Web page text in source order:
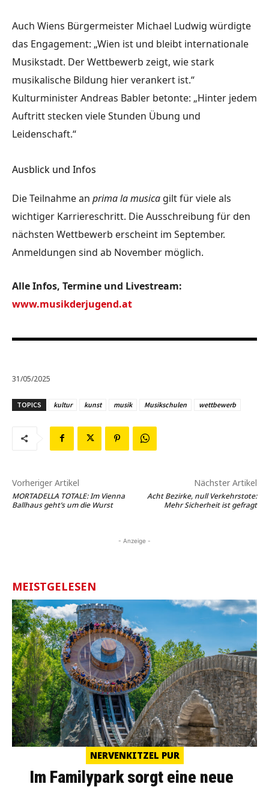
Auch Wiens Bürgermeister Michael Ludwig würdigte
das Engagement: „Wien ist und bleibt internationale
Musikstadt. Der Wettbewerb zeigt, wie stark
musikalische Bildung hier verankert ist.“
Kulturminister Andreas Babler betonte: „Hinter jedem
Auftritt stecken viele Stunden Übung und
Leidenschaft.“
Ausblick und Infos
Die Teilnahme an prima la musica gilt für viele als
wichtiger Karriereschritt. Die Ausschreibung für den
nächsten Wettbewerb erscheint im September.
Anmeldungen sind ab November möglich.
Alle Infos, Termine und Livestream:
www.musikderjugend.at
31/05/2025
TOPICS kultur kunst musik Musikschulen wettbewerb
Vorheriger Artikel
MORTADELLA TOTALE: Im Vienna
Ballhaus geht’s um die Wurst
Nächster Artikel
Acht Bezirke, null Verkehrstote:
Mehr Sicherheit ist gefragt
- Anzeige -
MEISTGELESEN
NERVENKITZEL PUR
Im Familypark sorgt eine neue